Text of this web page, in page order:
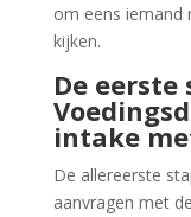
om eens iemand
kijken.
De eerste
intake
De allereerste
aanvragen met